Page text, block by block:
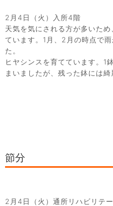
2月4日（火）入所4階
天気を気にされる方が多いた
ています。1月、2月の時点で
た。
ヒヤシンスを育てています。1
まいましたが、残った鉢には綺
節分
2月4日（火）通所リハビリテ